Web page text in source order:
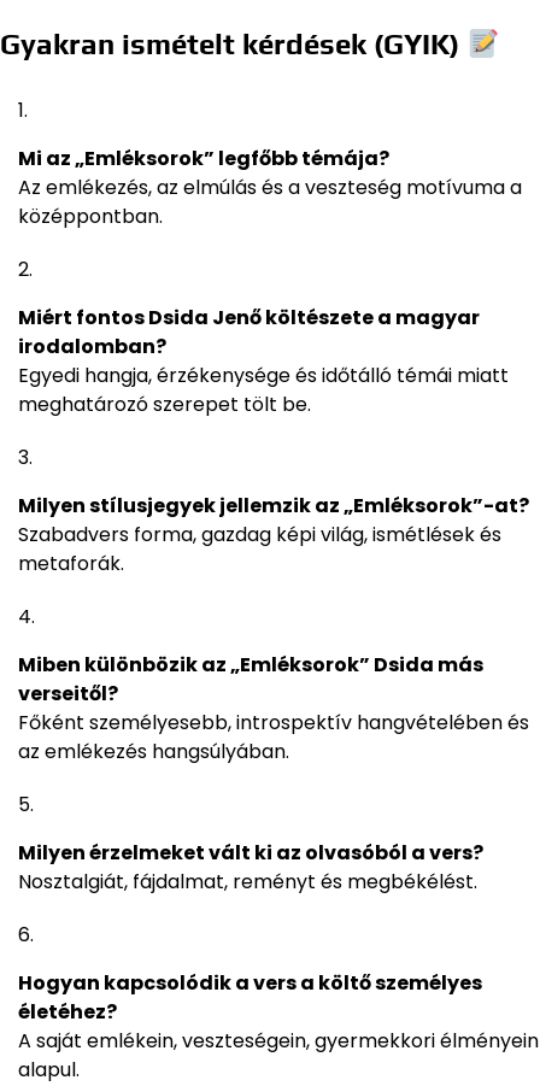
Gyakran ismételt kérdések (GYIK)
Mi az „Emléksorok” legfőbb témája?
Az emlékezés, az elmúlás és a veszteség motívuma a
középpontban.
Miért fontos Dsida Jenő költészete a magyar
irodalomban?
Egyedi hangja, érzékenysége és időtálló témái miatt
meghatározó szerepet tölt be.
Milyen stílusjegyek jellemzik az „Emléksorok”-at?
Szabadvers forma, gazdag képi világ, ismétlések és
metaforák.
Miben különbözik az „Emléksorok” Dsida más
verseitől?
Főként személyesebb, introspektív hangvételében és
az emlékezés hangsúlyában.
Milyen érzelmeket vált ki az olvasóból a vers?
Nosztalgiát, fájdalmat, reményt és megbékélést.
Hogyan kapcsolódik a vers a költő személyes
életéhez?
A saját emlékein, veszteségein, gyermekkori élményein
alapul.